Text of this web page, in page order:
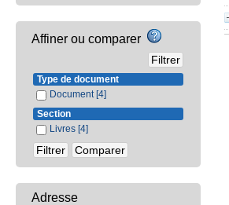
Affiner ou comparer
Type de document
Document [4]
Section
Livres [4]
Adresse